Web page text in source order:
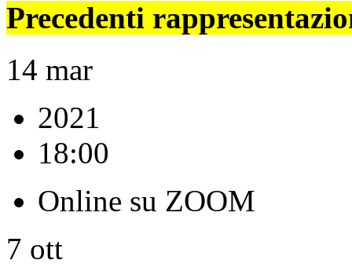
Precedenti
14 mar
2021
18:00
Online su ZOOM
7 ott